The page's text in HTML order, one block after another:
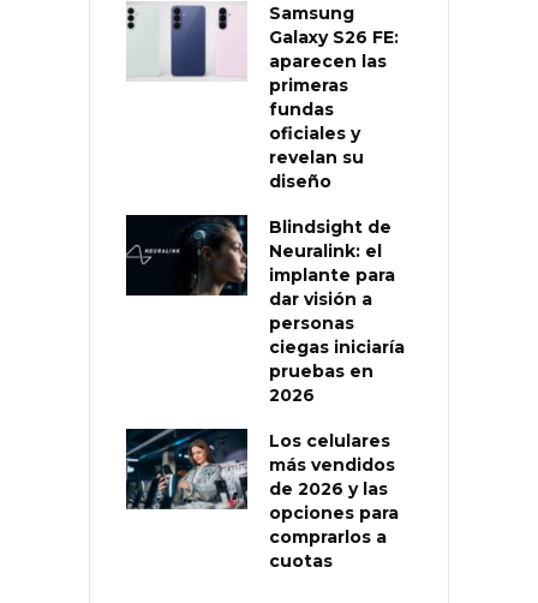
Samsung
Galaxy S26 FE:
aparecen las
primeras
fundas
oficiales y
revelan su
diseño
Blindsight de
Neuralink: el
implante para
dar visión a
personas
ciegas iniciaría
pruebas en
2026
Los celulares
más vendidos
de 2026 y las
opciones para
comprarlos a
cuotas